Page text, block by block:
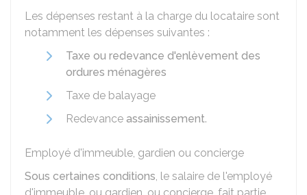
Les dépenses restant à la charge du locataire sont
notamment les dépenses suivantes :
Taxe ou redevance d'enlèvement des
ordures ménagères
Taxe de balayage
Redevance assainissement.
Employé d'immeuble, gardien ou concierge
Sous certaines conditions, le salaire de l'employé